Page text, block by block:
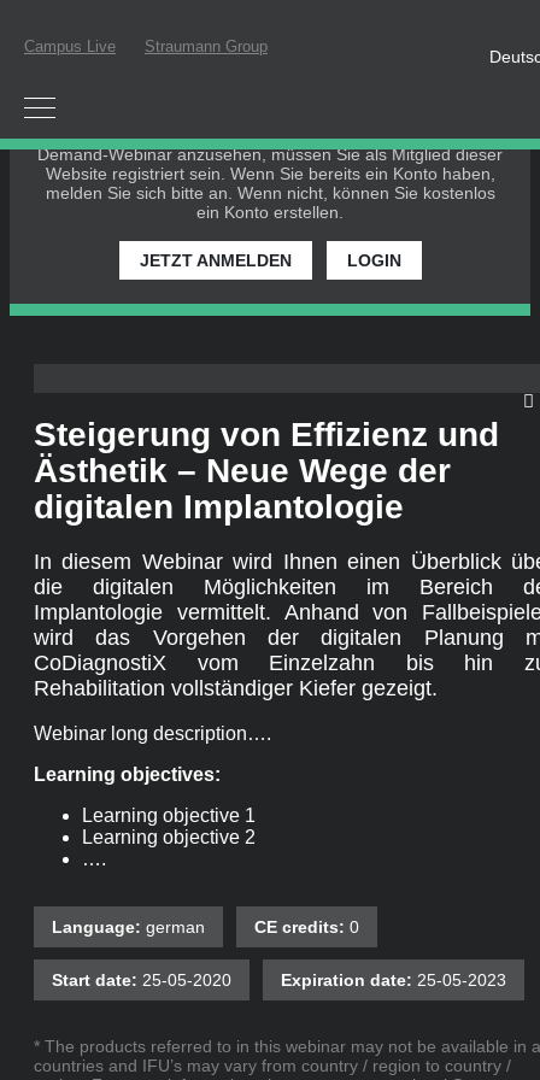
Campus Live Straumann Group
Um an einem Live-Webinar teilzunehmen oder ein On-
Demand-Webinar anzusehen, müssen Sie als Mitglied dieser
Website registriert sein. Wenn Sie bereits ein Konto haben,
melden Sie sich bitte an. Wenn nicht, können Sie kostenlos
ein Konto erstellen.
JETZT ANMELDEN LOGIN
Steigerung von Effizienz und
Ästhetik – Neue Wege der
digitalen Implantologie
In diesem Webinar wird Ihnen einen Überblick
die digitalen Möglichkeiten im Bereich
Implantologie vermittelt. Anhand von
wird das Vorgehen der digitalen Planung
CoDiagnostiX vom Einzelzahn bis hin
Rehabilitation vollständiger Kiefer gezeigt.
Webinar long description….
Learning objectives:
Learning objective 1
Learning objective 2
….
Language: german CE credits: 0
Start date: 25-05-2020 Expiration date: 25-05-2023
* The products referred to in this webinar may not be available in
countries and IFU’s may vary from country / region to country /